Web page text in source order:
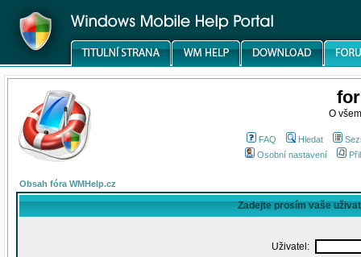
O
FAQ Hledat
Osobní nastavení
Obsah fóra WMHelp.cz
Zadejte prosím vaše
Uživatel: